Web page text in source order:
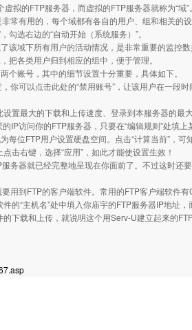
拟的FTP服务器，而虚拟的FTP服务器就称为“域”。
常有用的，每个域都有各自的用户、组和相关的
勾选右边的“自动开始（系统服务）”。
该域下所有用户的活动情况，是非常重要的监控数
把各类用户归到相应的组中，便于管理。
个账号，其中的细节设置十分重要，具体如下。
你可以点击此处的“禁用账号”，让该用户在一段
置最大的下载和上传速度、登录到本服务器的最
IP访问你的FTP服务器，只要在“编辑规则”处填上
每位FTP用户设置硬盘空间。点击“计算当前”，可
击右键，选择“应用”，如此才能使设置生效！
务器就已经完整地呈现在你面前了。不过这时还
用到FTP的客户端软件。常用的FTP客户端软件
的“主机名”处中填入你庙宇的FTP服务器IP地址
下载和上传，就说明这个用Serv-U建立起来的